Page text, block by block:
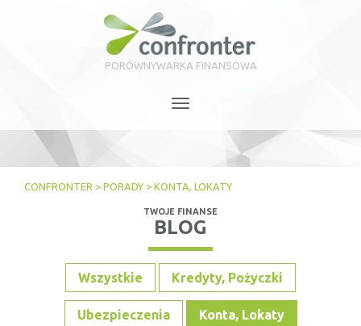
PORÓWNYWARKA FINANSOWA
navigation
CONFRONTER > PORADY > KONTA, LOKATY
TWOJE FINANSE
BLOG
Wszystkie Kredyty, Pożyczki
Ubezpieczenia Konta, Lokaty